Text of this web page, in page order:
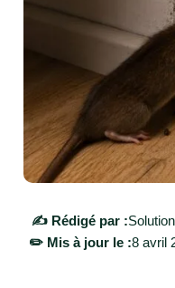
✍️ Rédigé par :
✏️ Mis à jour le :8 avril